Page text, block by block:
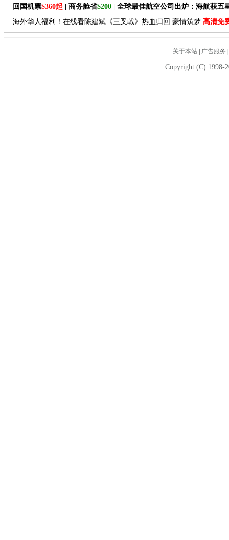
回国机票$360起 | 商务舱省$200 | 全球最佳航空公司出炉：海航获五
海外华人福利！在线看陈建斌《三叉戟》热血归回 豪情筑梦 高清免
关于本站| 广告服务
Copyright (C) 1998-